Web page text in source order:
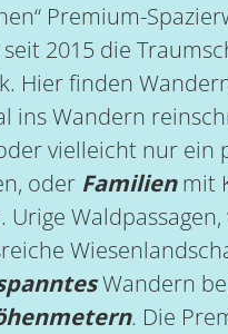
Premium-
2015 die
Hier finden
ins Wandern
vielleicht nur ein
oder Familienmit
Urige
Wandern
. Die